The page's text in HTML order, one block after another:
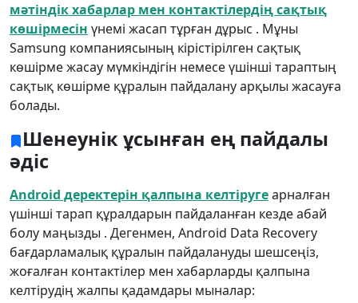
мәтіндік хабарлар мен контактілердің сақтық
көшірмесін үнемі жасап тұрған дұрыс . Мұны
Samsung компаниясының кірістірілген сақтық
көшірме жасау мүмкіндігін немесе үшінші тараптың
сақтық көшірме құралын пайдалану арқылы жасауға
болады.
Шенеунік ұсынған ең пайдалы
әдіс
Android деректерін қалпына келтіругеарналған
үшінші тарап құралдарын пайдаланған кезде абай
болу маңызды . Дегенмен, Android Data Recovery
бағдарламалық құралын пайдалануды шешсеңіз,
жоғалған контактілер мен хабарларды қалпына
келтірудің жалпы қадамдары мыналар: